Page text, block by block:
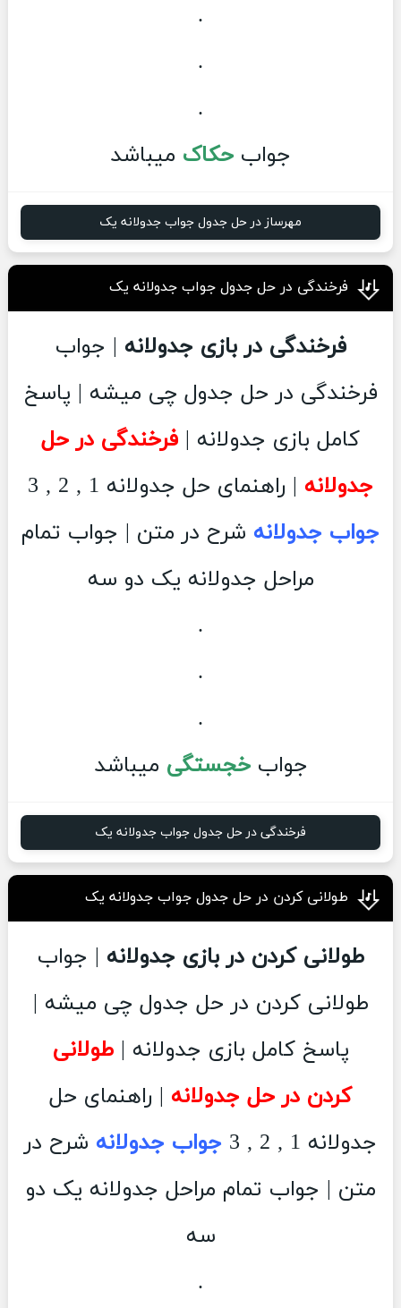
.
.
.
جواب حکاک میباشد
مهرساز در حل جدول جواب جدولانه یک
فرخندگی در حل جدول جواب جدولانه یک
فرخندگی در بازی جدولانه | جواب
فرخندگی در حل جدول چی میشه | پاسخ
کامل بازی جدولانه | فرخندگی در حل
جدولانه | راهنمای حل جدولانه 1 , 2 , 3
جواب جدولانه شرح در متن | جواب تمام
مراحل جدولانه یک دو سه
.
.
.
جوابخجستگی میباشد
فرخندگی در حل جدول جواب جدولانه یک
طولانی کردن در حل جدول جواب جدولانه یک
طولانی کردن در بازی جدولانه | جواب
طولانی کردن در حل جدول چی میشه |
پاسخ کامل بازی جدولانه |طولانی
کردن در حل جدولانه | راهنمای حل
جدولانه 1 , 2 , 3
جواب جدولانه شرح در
متن | جواب تمام مراحل جدولانه یک دو
سه
.